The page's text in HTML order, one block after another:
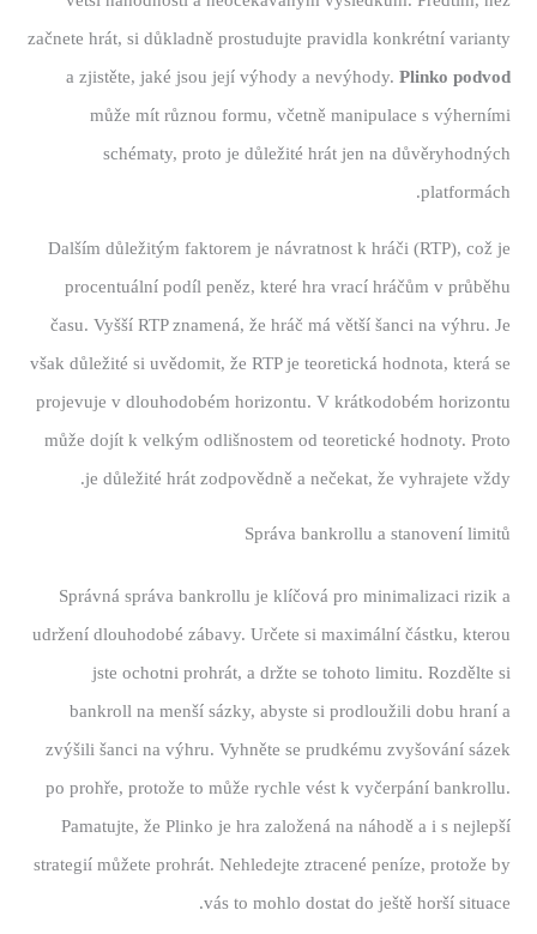
začnete hrát, si důkladně prostudujte pravidla konkrétní varianty
a zjistěte, jaké jsou její výhody a nevýhody. Plinko podvod
může mít různou formu, včetně manipulace s výherními
schématy, proto je důležité hrát jen na důvěryhodných
platformách.
Dalším důležitým faktorem je návratnost k hráči (RTP), což je
procentuální podíl peněz, které hra vrací hráčům v průběhu
času. Vyšší RTP znamená, že hráč má větší šanci na výhru. Je
však důležité si uvědomit, že RTP je teoretická hodnota, která se
projevuje v dlouhodobém horizontu. V krátkodobém horizontu
může dojít k velkým odlišnostem od teoretické hodnoty. Proto
je důležité hrát zodpovědně a nečekat, že vyhrajete vždy.
Správa bankrollu a stanovení limitů
Správná správa bankrollu je klíčová pro minimalizaci rizik a
udržení dlouhodobé zábavy. Určete si maximální částku, kterou
jste ochotni prohrát, a držte se tohoto limitu. Rozdělte si
bankroll na menší sázky, abyste si prodloužili dobu hraní a
zvýšili šanci na výhru. Vyhněte se prudkému zvyšování sázek
po prohře, protože to může rychle vést k vyčerpání bankrollu.
Pamatujte, že Plinko je hra založená na náhodě a i s nejlepší
strategií můžete prohrát. Nehledejte ztracené peníze, protože by
vás to mohlo dostat do ještě horší situace.